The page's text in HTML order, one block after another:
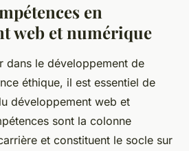
en
web et numérique
dans le développement de
éthique, il est essentiel de
développement web et
sont la colonne
et constituent le socle sur